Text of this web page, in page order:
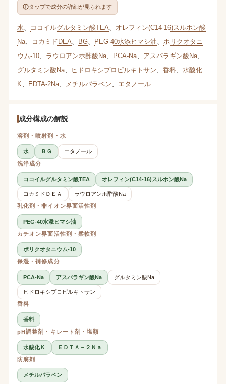
タップで成分の詳細が見られます
水 ココイルグルタミン酸TEA
オレフィン(C14-16)スルホン酸
Na、 コカミドDEA BG、 PEG-40水添ヒマシ油
ポリクオタニ
ウム-10、 ラウロアンホ酢酸Na、 PCA-Na、 アスパラギン酸Na、
グルタミン酸Na、 ヒドロキシプロピルキトサン 香料、 水酸化
K
EDTA-2Na、 メチルパラベン エタノール
成分構成の解説
溶剤・噴射剤・水
水 ＢＧ
エタノール
洗浄成分
ココイルグルタミン酸TEA オレフィン(C14-16)スルホン酸Na
コカミドＤＥＡ
ラウロアンホ酢酸Na
乳化剤・非イオン界面活性剤
PEG-40水添ヒマシ油
カチオン界面活性剤・柔軟剤
ポリクオタニウム-10
保湿・補修成分
PCA-Na アスパラギン酸Na グルタミン酸Na
ヒドロキシプロピルキトサン
香料
香料
pH調整剤・キレート剤・塩類
水酸化Ｋ
ＥＤＴＡ－２Ｎａ
防腐剤
メチルパラベン